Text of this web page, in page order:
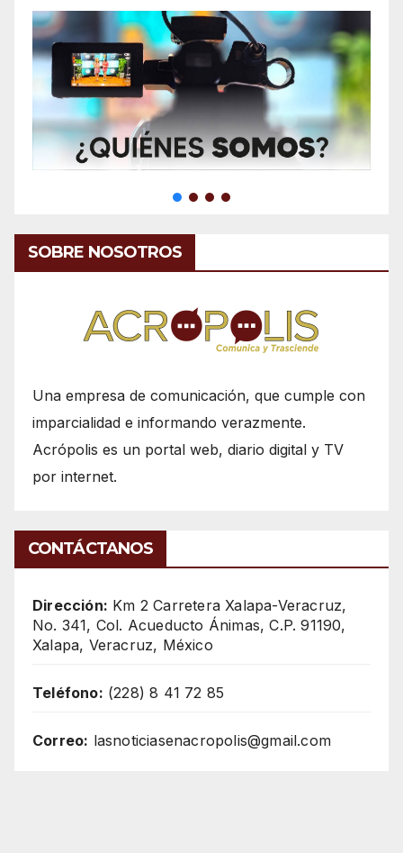
SOBRE NOSOTROS
Una empresa de comunicación, que cumple con
imparcialidad e informando verazmente.
Acrópolis es un portal web, diario digital y TV
por internet.
CONTÁCTANOS
Dirección: Km 2 Carretera Xalapa-Veracruz,
No. 341, Col. Acueducto Ánimas, C.P. 91190,
Xalapa, Veracruz, México
Teléfono: (228) 8 41 72 85
Correo: lasnoticiasenacropolis@gmail.com